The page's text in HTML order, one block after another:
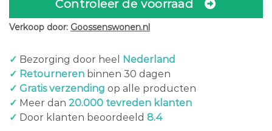
Controleer de voorraad
Verkoop door: Goossenswonen.nl
✓ Bezorging door heel
Nederland
✓ Retourneren binnen 30 dagen
✓ Gratis verzending op alle producten
✓ Meer dan 20.000 tevreden klanten
✓ Door klanten beoordeeld 8.4